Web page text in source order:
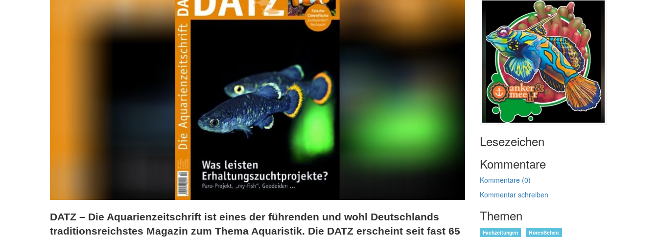
DATZ – Die Aquarienzeitschrift ist eines der führenden und wohl Deutschlands
traditionsreichstes Magazin zum Thema Aquaristik. Die DATZ erscheint seit fast 65
Lesezeichen
Kommentare
Kommentare (0)
Kommentar schreiben
Themen
Fachzeitungen HörenSehen